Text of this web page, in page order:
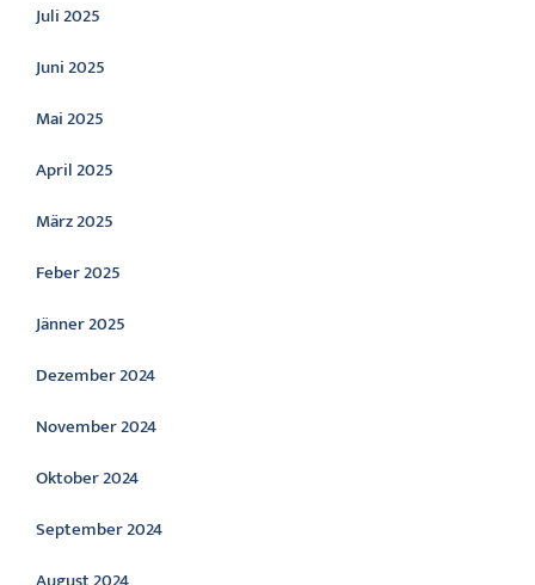
Juli 2025
Juni 2025
Mai 2025
April 2025
März 2025
Feber 2025
Jänner 2025
Dezember 2024
November 2024
Oktober 2024
September 2024